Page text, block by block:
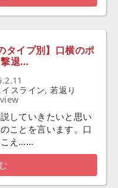
タイプ別】口横のポ
退…
イスライン,若返り
していきたいと思い
ことを言います。口
こえ……